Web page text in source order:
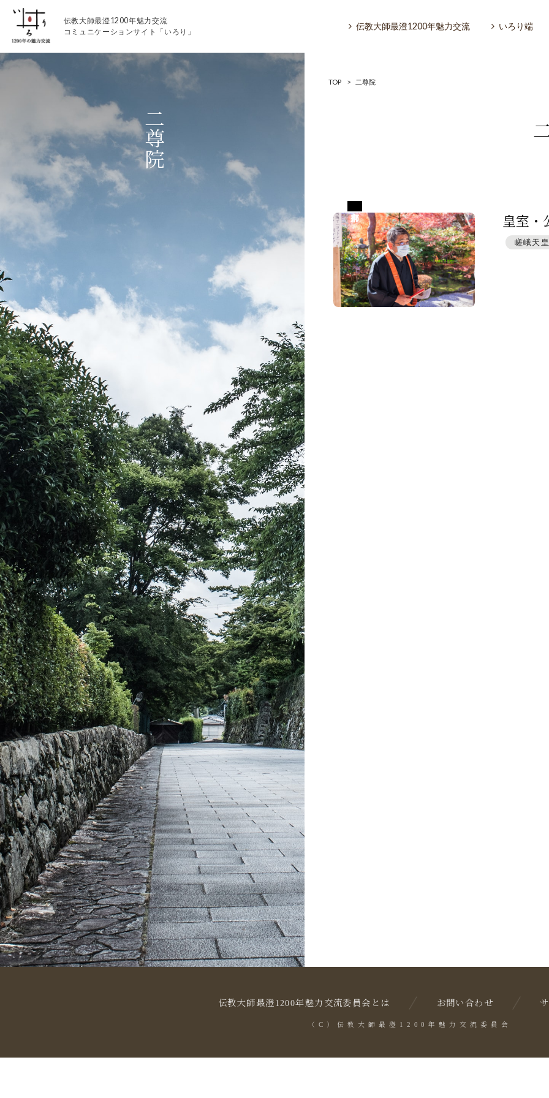
伝教大師最澄1200年魅力交流
コミュニケーションサイト「いろり」
伝教大師最澄1200年魅力交流 いろり端
伝教大師最澄1200年魅力交流
いろりとは
伝教大師最澄とは（デジタルパンフレット）
伝教大師最澄とは（PDFダウンロード）
探訪「1200年の魅力交流」
日本文化を探る
プレスアーカイブ
二尊院
TOP > 二尊院
皇室・
嵯峨天皇
伝教大師最澄1200年魅力交流委員会とは お問い合わせ
（C）伝教大師最澄1200年魅力交流委員会